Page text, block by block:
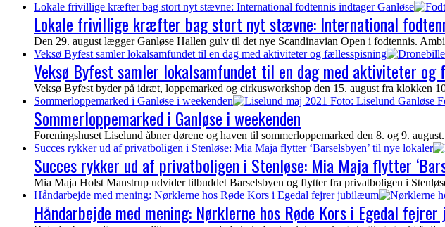
Lokale frivillige kræfter bag stort nyt stævne: International fodtennis indtager Ganløse
Lokale frivillige kræfter bag stort nyt stævne: International
Den 29. august lægger Ganløse Hallen gulv til det nye Scandinavian Open i fodtennis.
Veksø Byfest samler lokalsamfundet til en dag med aktiviteter og fællesspisning
Veksø Byfest samler lokalsamfundet til en dag med aktiviteter
Veksø Byfest byder på idræt, loppemarked og cirkusworkshop den 15. august fra klokken
Sommerloppemarked i Ganløse i weekenden
Sommerloppemarked i Ganløse i weekenden
Foreningshuset Liselund åbner dørene og haven til sommerloppemarked den 8. og 9.
Succes rykker ud af privatboligen i Stenløse: Mia Maja flytter ‘Barselsbyen’ til nye lokaler
Succes rykker ud af privatboligen i Stenløse: Mia Maja flytter
Mia Maja Holst Manstrup udvider tilbuddet Barselsbyen og flytter fra privatboligen i
Håndarbejde med mening: Nørklerne hos Røde Kors i Egedal fejrer jubilæum
Håndarbejde med mening: Nørklerne hos Røde Kors i Egedal